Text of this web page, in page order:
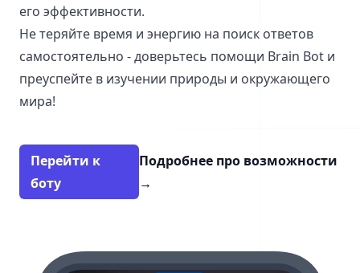
его эффективности.
Не теряйте время и энергию на поиск ответов
самостоятельно - доверьтесь помощи Brain Bot и
преуспейте в изучении природы и окружающего
мира!
Перейти к
боту
Подробнее про возможности
→